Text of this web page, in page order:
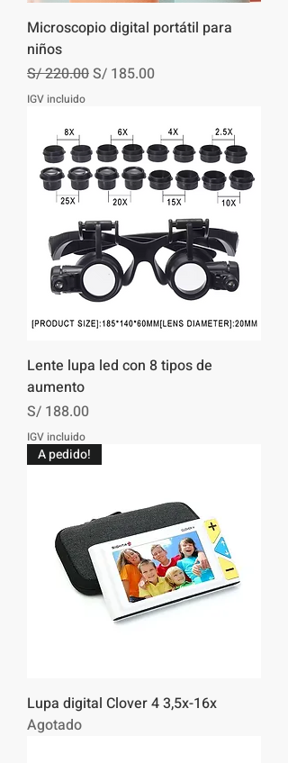
Microscopio digital portátil para
niños
Precio
S/ 220.00Precio de oferta
S/ 185.00
IGV incluido
Lente lupa led con 8 tipos de
aumento
Precio
S/ 188.00
IGV incluido
A pedido!
Lupa digital Clover 4 3,5x-16x
Agotado